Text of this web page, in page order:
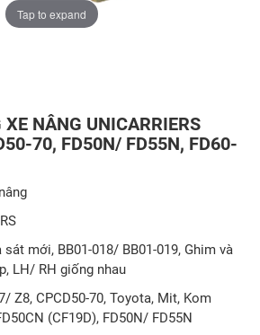
Tap to expand
NÂNG UNICARRIERS
70, FD50N/ FD55N, FD60-
mới, BB01-018/ BB01-019, Ghim và
LH/ RH giống nhau
Z8, CPCD50-70, Toyota, Mit, Kom
(CF19D), FD50N/ FD55N